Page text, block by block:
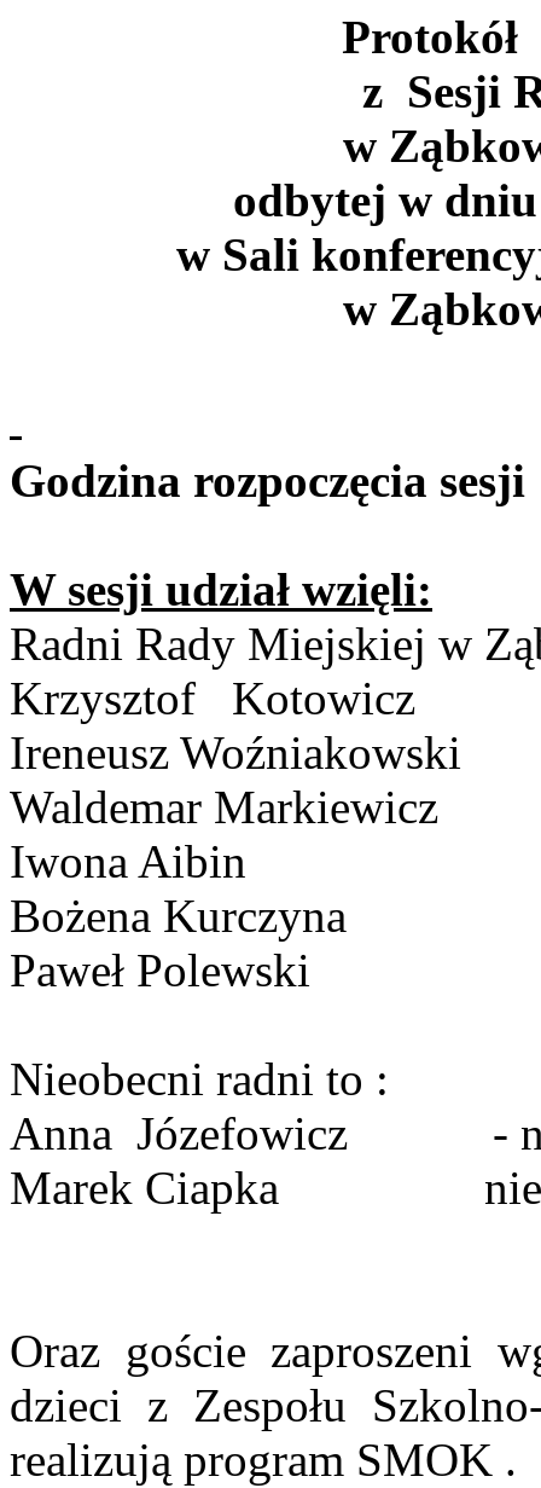
Protokół
z Sesji
w
odbytej w
wSali
w
Godzina rozpoczęcia
W sesji udział wzięli:
Radni Rady Miejskiej w
Krzysztof
Kotowicz
Ireneusz Woźniakowski
Waldemar Markiewicz
Iwona Aibin
Bożena Kurczyna
Paweł Polewski
Nieobecni radni to :
Anna Józefowicz
-
Marek Ciapka
Oraz goście zaproszeni
dzieci z Zespołu
realizują program SMOK .